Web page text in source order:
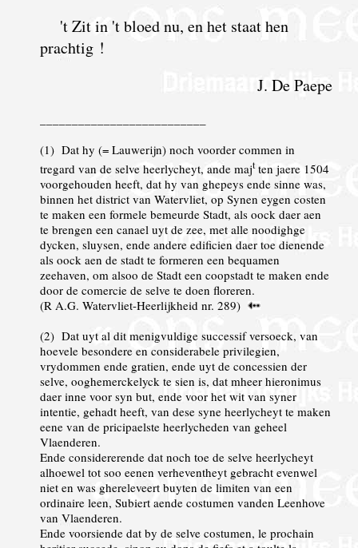
't Zit in 't bloed nu, en het staat hen
prachtig !
J. De Paepe
(1) Dat hy (= Lauwerijn) noch voorder commen in
tregard van de selve heerlycheyt, ande majtten jaere 1504
voorgehouden heeft, dat hy van ghepeys ende sinne was,
binnen het district van Watervliet, op Synen eygen costen
te maken een formele bemeurde Stadt, als oock daer aen
te brengen een canael uyt de zee, met alle noodighge
dycken, sluysen, ende andere edificien daer toe dienende
als oock aen de stadt te formeren een bequamen
zeehaven, om alsoo de Stadt een coopstadt te maken ende
door de comercie de selve te doen floreren.
(R A.G. Watervliet-Heerlijkheid nr. 289)
(2) Dat uyt al dit menigvuldige successif versoeck, van
hoevele besondere en considerabele privilegien,
vrydommen ende gratien, ende uyt de concessien der
selve, ooghemerckelyck te sien is, dat mheer hieronimus
daer inne voor syn but, ende voor het wit van syner
intentie, gehadt heeft, van dese syne heerlycheyt te maken
eene van de pricipaelste heerlycheden van geheel
Vlaenderen.
Ende considererende dat noch toe de selve heerlycheyt
alhoewel tot soo eenen verheventheyt gebracht evenwel
niet en was ghereleveert buyten de limiten van een
ordinaire leen, Subiert aende costumen vanden Leenhove
van Vlaenderen.
Ende voorsiende dat by de selve costumen, le prochain